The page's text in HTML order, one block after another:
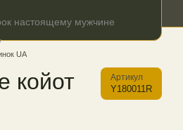
настоящему мужчине
UA
койот
Артикул
Y180011R